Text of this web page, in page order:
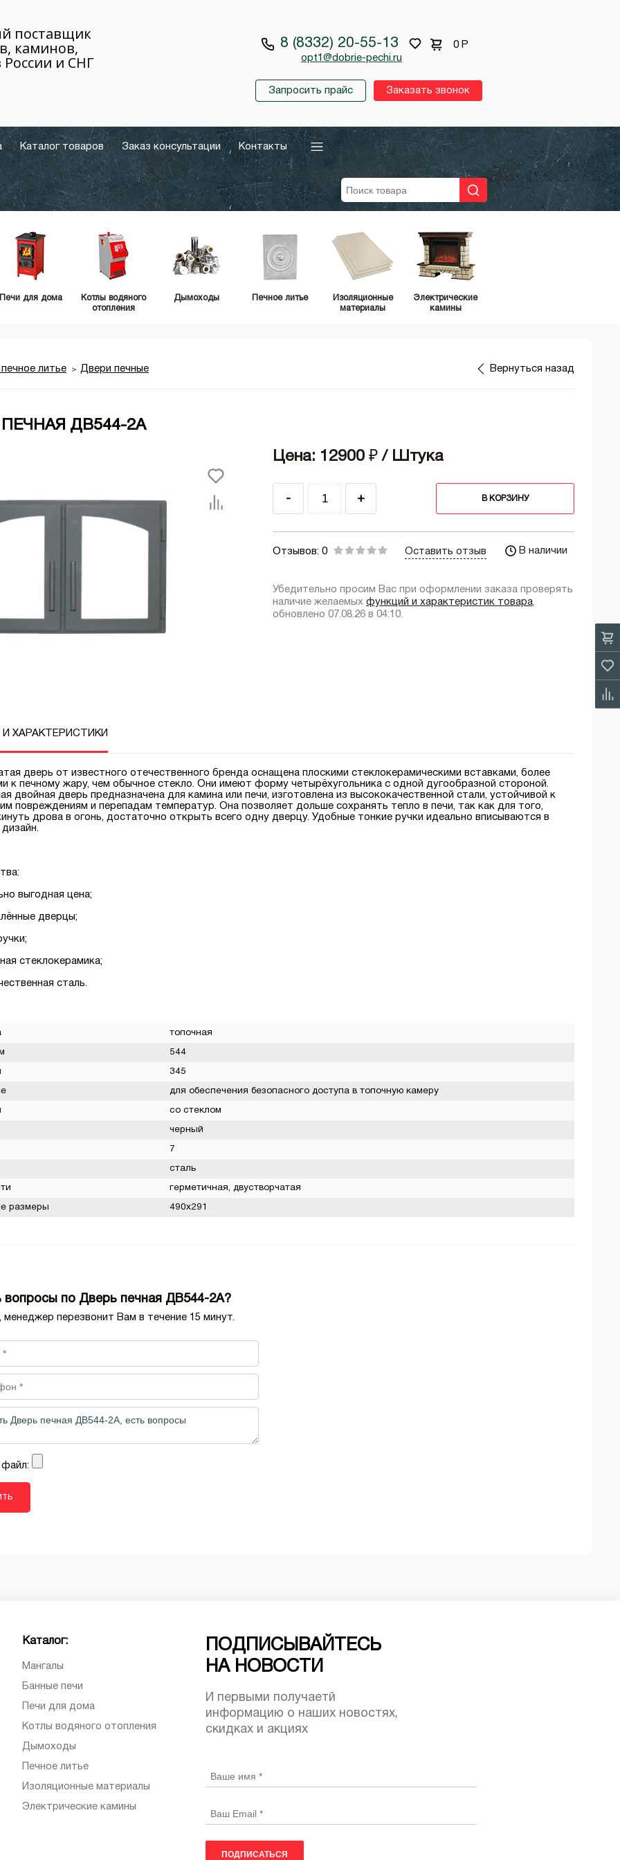
поставщик
каминов,
и СНГ
8 (8332) 20-55-13 0 Р
opt1@dobrie-pechi.ru
Запросить прайс Заказать звонок
Каталог товаров Заказ консультации Контакты
Печи для дома
Котлы водяного
отопления
Дымоходы Печное литье
Изоляционные
материалы
Электрические
камины
Вернуться назад
литье Двери печные
ДВ544-2А
Цена: 12900 ₽ / Штука
- + В КОРЗИНУ
Отзывов: 0 Оставить отзыв В наличии
Убедительно просим Вас при оформлении заказа проверять
наличие желаемых функций и характеристик товара,
обновлено 07.08.26 в 04:10.
ХАРАКТЕРИСТИКИ
дверь от известного отечественного бренда оснащена плоскими стеклокерамическими вставками, более
к печному жару, чем обычное стекло. Они имеют форму четырёхугольника с одной дугообразной стороной.
двойная дверь предназначена для камина или печи, изготовлена из высококачественной стали, устойчивой к
повреждениям и перепадам температур. Она позволяет дольше сохранять тепло в печи, так как для того,
дрова в огонь, достаточно открыть всего одну дверцу. Удобные тонкие ручки идеально вписываются в
выгодная цена;
дверцы;
стеклокерамика;
сталь.
топочная
544
345
для обеспечения безопасного доступа в топочную камеру
со стеклом
черный
7
сталь
герметичная, двустворчатая
размеры 490х291
вопросы по Дверь печная ДВ544-2А?
менеджер перезвонит Вам в течение 15 минут.
файл:
Каталог:
Мангалы
Банные печи
Печи для дома
Котлы водяного отопления
Дымоходы
Печное литье
Изоляционные материалы
Электрические камины
ПОДПИСЫВАЙТЕСЬ
НА НОВОСТИ
И первыми получаетй
информацию о наших новостях,
скидках и акциях